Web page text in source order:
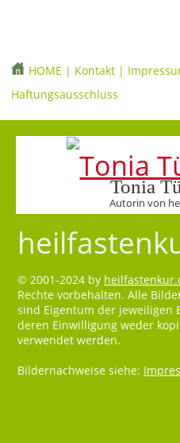
HOME | Kontakt |
Haftungsausschluss
Tonia
Autorin von
© 2001-2024 by
Rechte vorbehalten. Alle
sind Eigentum der jeweiligen
deren Einwilligung weder
verwendet werden.
Bildernachweise siehe: